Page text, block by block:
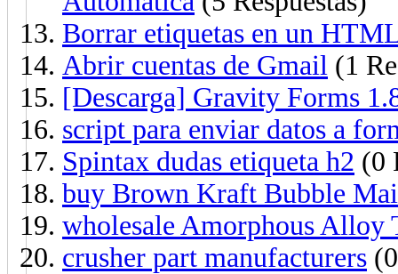
Borrar etiquetas en un
Abrir cuentas de Gmail (1
[Descarga] Gravity Forms
script para enviar datos a
Spintax dudas etiqueta h2 (0
buy Brown Kraft Bubble
wholesale Amorphous Alloy
crusher part manufacturers